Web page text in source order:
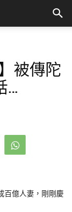
被傳陀
…
百億人妻，剛剛慶